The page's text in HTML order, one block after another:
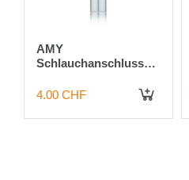
AMY
Schlauchanschluss
4.00 CHF